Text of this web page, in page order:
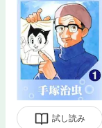
試し読み